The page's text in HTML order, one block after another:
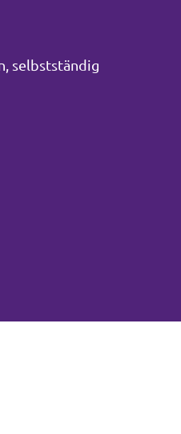
selbstständig